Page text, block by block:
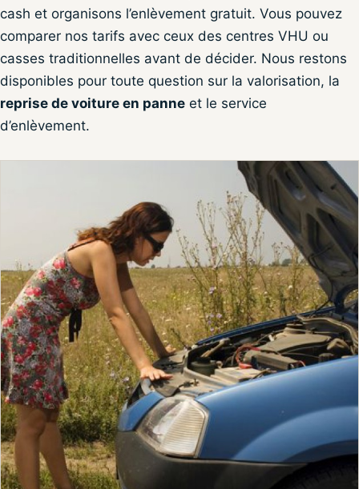
cash et organisons l’enlèvement gratuit. Vous pouvez
comparer nos tarifs avec ceux des centres VHU ou
casses traditionnelles avant de décider. Nous restons
disponibles pour toute question sur la valorisation, la
reprise de voiture en panne et le service
d’enlèvement.